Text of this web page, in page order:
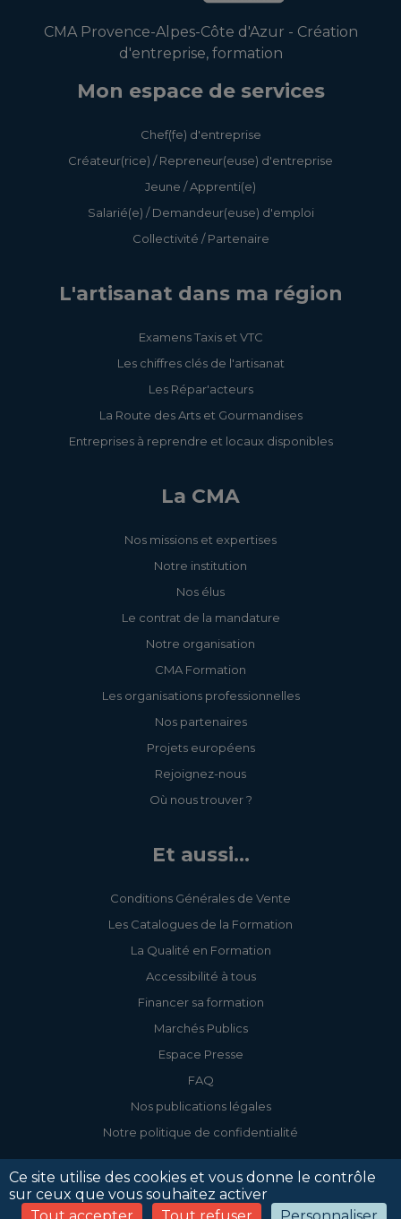
CMA Provence-Alpes-Côte d'Azur - Création
d'entreprise, formation
Mon espace de services
Chef(fe) d'entreprise
Créateur(rice) / Repreneur(euse) d'entreprise
Jeune / Apprenti(e)
Salarié(e) / Demandeur(euse) d'emploi
Collectivité / Partenaire
L'artisanat dans ma région
Examens Taxis et VTC
Les chiffres clés de l'artisanat
Les Répar'acteurs
La Route des Arts et Gourmandises
Entreprises à reprendre et locaux disponibles
La CMA
Nos missions et expertises
Notre institution
Nos élus
Le contrat de la mandature
Notre organisation
CMA Formation
Les organisations professionnelles
Nos partenaires
Projets européens
Rejoignez-nous
Où nous trouver ?
Et aussi...
Conditions Générales de Vente
Les Catalogues de la Formation
La Qualité en Formation
Accessibilité à tous
Financer sa formation
Marchés Publics
Espace Presse
FAQ
Nos publications légales
Notre politique de confidentialité
Ce site utilise des cookies et vous donne le contrôle
sur ceux que vous souhaitez activer